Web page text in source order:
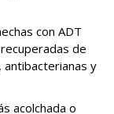
con ADT
de
y
acolchada o